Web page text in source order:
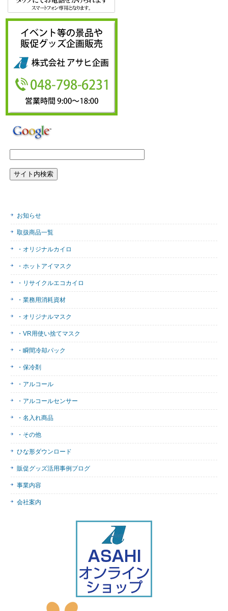
お知らせ
取扱商品一覧
・オリジナルカイロ
・ホットアイマスク
・リサイクルエコカイロ
・業務用消耗資材
・オリジナルマスク
・VR用使い捨てマスク
・瞬間冷却パック
・保冷剤
・アルコール
・アルコールセンサー
・名入れ商品
・その他
ひな形ダウンロード
販促グッズ活用事例ブログ
事業内容
会社案内